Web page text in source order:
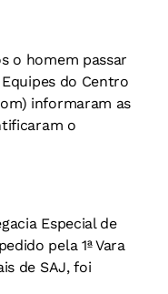
o homem passar
do Centro
informaram as
o
Especial de
pela 1ª Vara
de SAJ, foi